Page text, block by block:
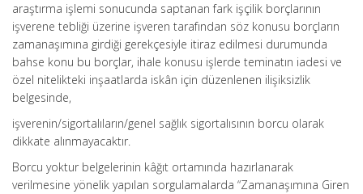
araştırma işlemi sonucunda saptanan fark işçilik borçlarının
işverene tebliği üzerine işveren tarafından söz konusu borçların
zamanaşımına girdiği gerekçesiyle itiraz edilmesi durumunda
bahse konu bu borçlar, ihale konusu işlerde teminatın iadesi ve
özel nitelikteki inşaatlarda iskân için düzenlenen ilişiksizlik
belgesinde,
işverenin/sigortalıların/genel sağlık sigortalısının borcu olarak
dikkate alınmayacaktır.
Borcu yoktur belgelerinin kâğıt ortamında hazırlanarak
verilmesine yönelik yapılan sorgulamalarda “Zamanaşımına Giren